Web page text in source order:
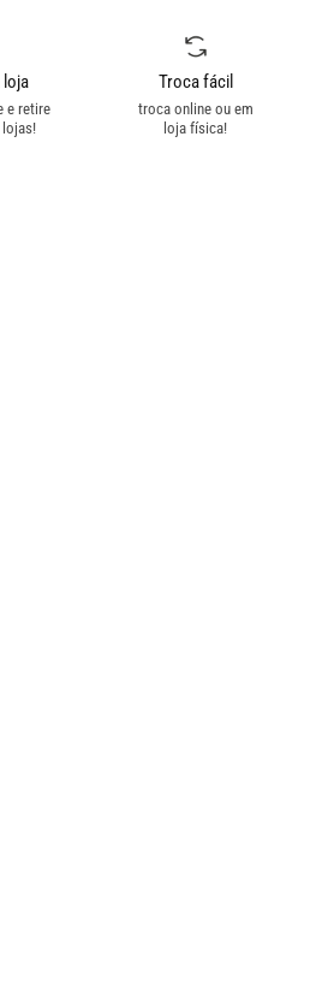
loja
e retire
Troca fácil
troca online ou em
loja física!